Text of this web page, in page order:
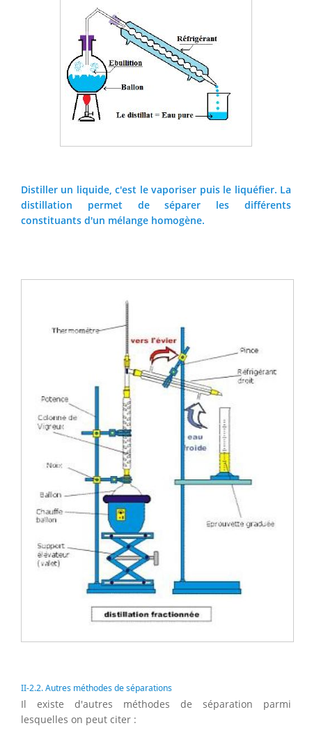
Distiller un liquide, c'est le vaporiser puis le liquéfier. La
distillation permet de séparer les différents
constituants d'un mélange homogène.
II-2.2. Autres méthodes de séparations
Il existe d'autres méthodes de séparation parmi
lesquelles on peut citer :